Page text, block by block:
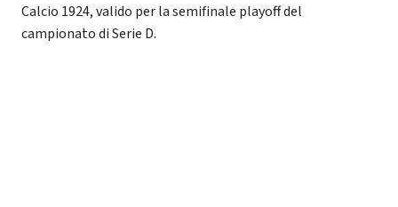
Calcio 1924, valido per la semifinale playoff del
campionato di Serie D.